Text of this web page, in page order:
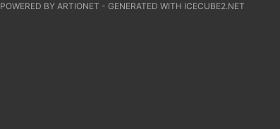
POWERED BY ARTIONET - GENERATED WITH ICECUBE2.NET